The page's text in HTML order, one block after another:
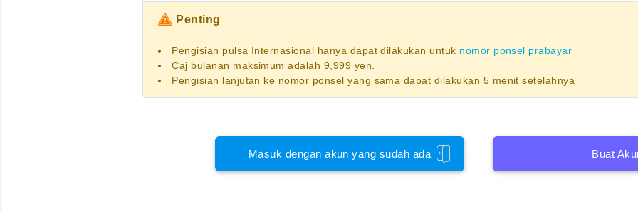
Penting
Pengisian pulsa Internasional hanya dapat dilakukan untuk nomor ponsel prabayar
Caj bulanan maksimum adalah 9,999 yen.
Pengisian lanjutan ke nomor ponsel yang sama dapat dilakukan 5 menit setelahnya
Masuk dengan akun yang sudah ada Buat